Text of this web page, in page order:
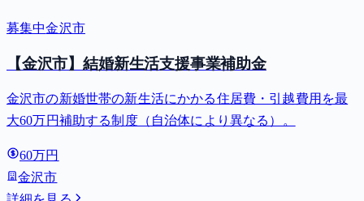
募集中金沢市
【金沢市】結婚新生活支援事業補助金
金沢市の新婚世帯の新生活にかかる住居費・引越費用を最
大60万円補助する制度（自治体により異なる）。
60万円
金沢市